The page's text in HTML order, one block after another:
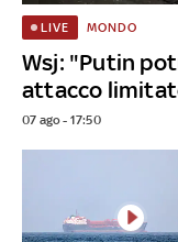
Wsj: "Putin
attacco
LIVE MONDO
07 ago - 17:50